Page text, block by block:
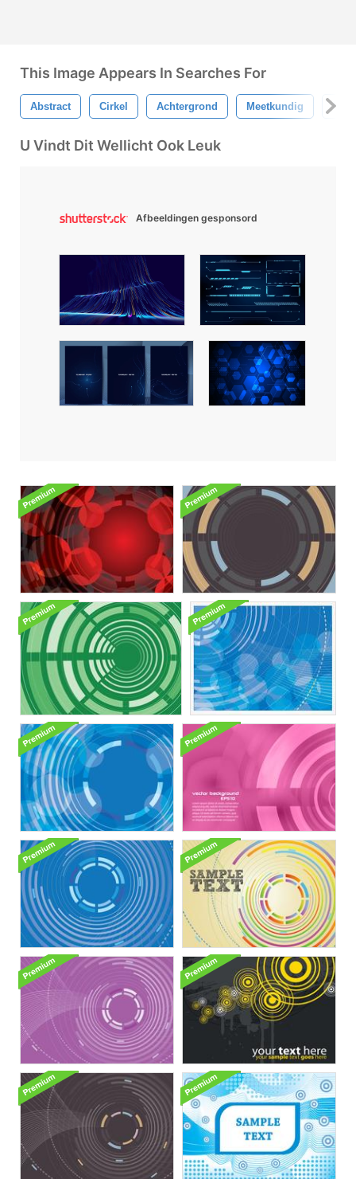
This Image Appears In Searches For
Abstract Cirkel Achtergrond Meetkundig
U Vindt Dit Wellicht Ook Leuk
Afbeeldingen gesponsord